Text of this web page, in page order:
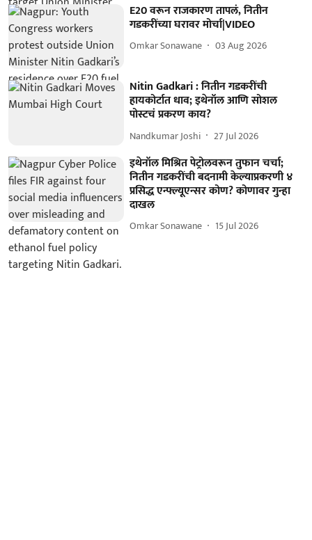
E20 वरून राजकारण तापलं, नितीन
गडकरींच्या घरावर मोर्चा|VIDEO
Omkar Sonawane 03 Aug 2026
Nitin Gadkari : नितीन गडकरींची
हायकोर्टात धाव; इथेनॉल आणि सोशल
पोस्टचं प्रकरण काय?
Nandkumar Joshi 27 Jul 2026
इथेनॉल मिश्रित पेट्रोलवरून तुफान चर्चा;
नितीन गडकरींची बदनामी केल्याप्रकरणी ४
प्रसिद्ध एन्फ्ल्यूएन्सर कोण? कोणावर गुन्हा
दाखल
Omkar Sonawane 15 Jul 2026